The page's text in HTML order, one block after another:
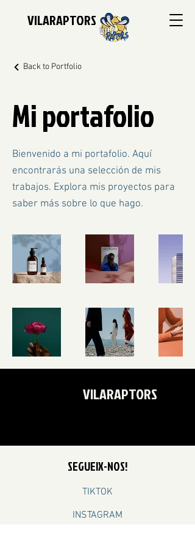
VILARAPTORS
Back to Portfolio
Mi portafolio
Bienvenido a mi portafolio. Aquí
encontrarás una selección de mis
trabajos. Explora mis proyectos para
saber más sobre lo que hago.
VILARAPTORS
SEGUEIX-NOS!
TIKTOK
INSTAGRAM